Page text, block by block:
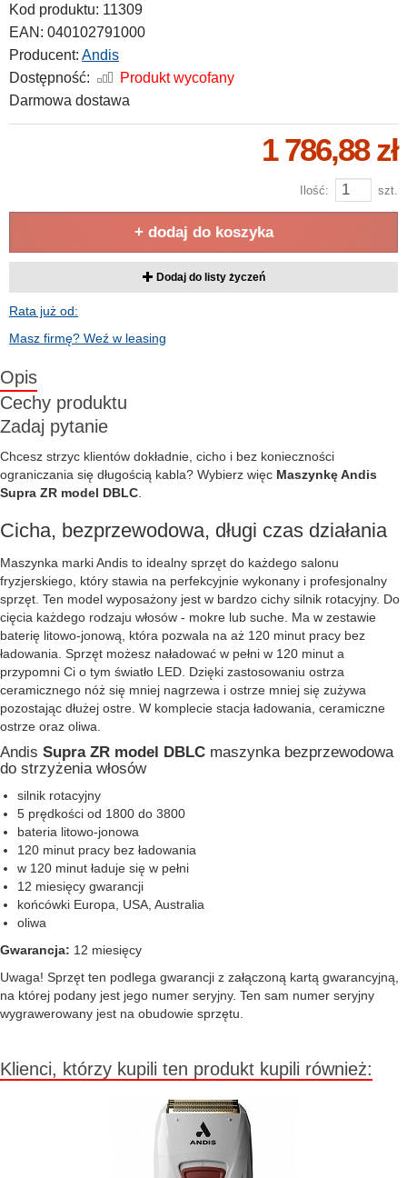
Kod produktu: 11309
EAN: 040102791000
Producent: Andis
Dostępność:
Produkt wycofany
Darmowa dostawa
1 786,88 zł
Ilość: szt.
+ dodaj do koszyka
Dodaj do listy życzeń
Rata już od:
Masz firmę? Weź w leasing
Opis
Cechy produktu
Zadaj pytanie
Chcesz strzyc klientów dokładnie, cicho i bez konieczności
ograniczania się długością kabla? Wybierz więc Maszynkę Andis
Supra ZR model DBLC
Cicha, bezprzewodowa, długi czas działania
Maszynka marki Andis to idealny sprzęt do każdego salonu
fryzjerskiego, który stawia na perfekcyjnie wykonany i profesjonalny
sprzęt. Ten model wyposażony jest w bardzo cichy silnik rotacyjny. Do
cięcia każdego rodzaju włosów - mokre lub suche. Ma w zestawie
baterię litowo-jonową, która pozwala na aż 120 minut pracy bez
ładowania. Sprzęt możesz naładować w pełni w 120 minut a
przypomni Ci o tym światło LED. Dzięki zastosowaniu ostrza
ceramicznego nóż się mniej nagrzewa i ostrze mniej się zużywa
pozostając dłużej ostre. W komplecie stacja ładowania, ceramiczne
ostrze oraz oliwa.
Andis Supra ZR model DBLC maszynka bezprzewodowa
do strzyżenia włosów
silnik rotacyjny
5 prędkości od 1800 do 3800
bateria litowo-jonowa
120 minut pracy bez ładowania
w 120 minut ładuje się w pełni
12 miesięcy gwarancji
końcówki Europa, USA, Australia
oliwa
Gwarancja: 12 miesięcy
Uwaga! Sprzęt ten podlega gwarancji z załączoną kartą gwarancyjną,
na której podany jest jego numer seryjny. Ten sam numer seryjny
wygrawerowany jest na obudowie sprzętu.
Klienci, którzy kupili ten produkt kupili również: